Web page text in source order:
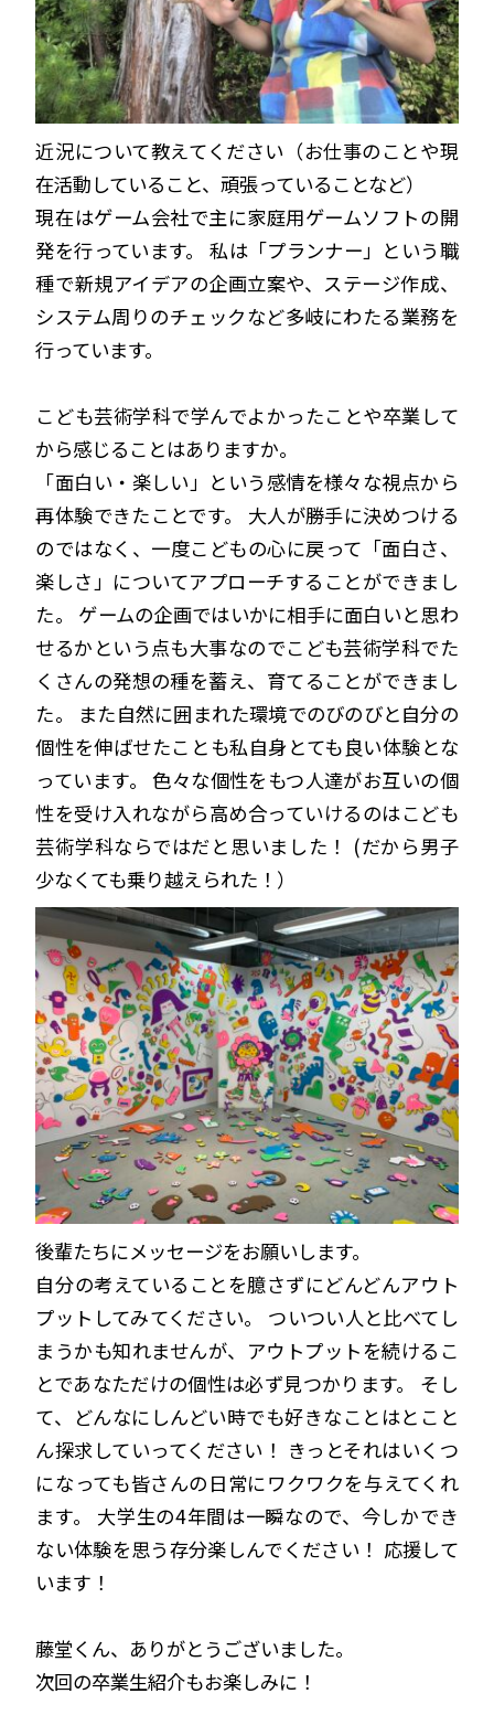
近況について教えてください（お仕事のことや現
在活動していること、頑張っていることなど）
現在はゲーム会社で主に家庭用ゲームソフトの開
発を行っています。 私は「プランナー」という職
種で新規アイデアの企画立案や、ステージ作成、
システム周りのチェックなど多岐にわたる業務を
行っています。
こども芸術学科で学んでよかったことや卒業して
から感じることはありますか。
「面白い・楽しい」という感情を様々な視点から
再体験できたことです。 大人が勝手に決めつける
のではなく、一度こどもの心に戻って「面白さ、
楽しさ」についてアプローチすることができまし
た。 ゲームの企画ではいかに相手に面白いと思わ
せるかという点も大事なのでこども芸術学科でた
くさんの発想の種を蓄え、育てることができまし
た。 また自然に囲まれた環境でのびのびと自分の
個性を伸ばせたことも私自身とても良い体験とな
っています。 色々な個性をもつ人達がお互いの個
性を受け入れながら高め合っていけるのはこども
芸術学科ならではだと思いました！ (だから男子
少なくても乗り越えられた！）
後輩たちにメッセージをお願いします。
自分の考えていることを臆さずにどんどんアウト
プットしてみてください。 ついつい人と比べてし
まうかも知れませんが、アウトプットを続けるこ
とであなただけの個性は必ず見つかります。 そし
て、どんなにしんどい時でも好きなことはとこと
ん探求していってください！ きっとそれはいくつ
になっても皆さんの日常にワクワクを与えてくれ
ます。 大学生の4年間は一瞬なので、今しかでき
ない体験を思う存分楽しんでください！ 応援して
います！
藤堂くん、ありがとうございました。
次回の卒業生紹介もお楽しみに！